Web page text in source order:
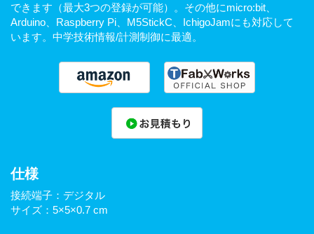
できます（最大3つの登録が可能）。その他にmicro:bit、
Arduino、Raspberry Pi、M5StickC、IchigoJamにも対応して
います。中学技術情報/計測制御に最適。
仕様
接続端子：デジタル
サイズ：5×5×0.7 cm